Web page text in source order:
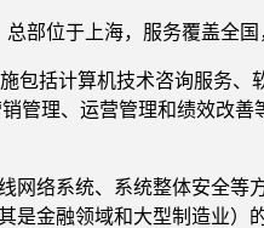
部位于上海，服务覆盖全
包括计算机技术咨询服务
管理、运营管理和绩效改
络系统、系统整体安全
金融领域和大型制造业